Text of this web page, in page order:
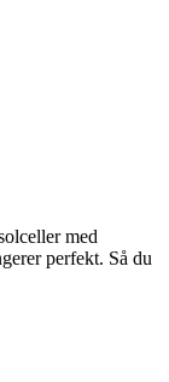
med
perfekt. Så du